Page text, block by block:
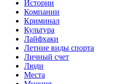
Истории
Компании
Криминал
Культура
Лайфхаки
Летние виды спорта
Личный счет
Люди
Места